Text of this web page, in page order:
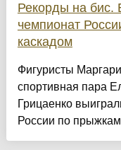
Рекорды на бис.
чемпионат
каскадом
Фигуристы
спортивная пара
Грицаенко
России по